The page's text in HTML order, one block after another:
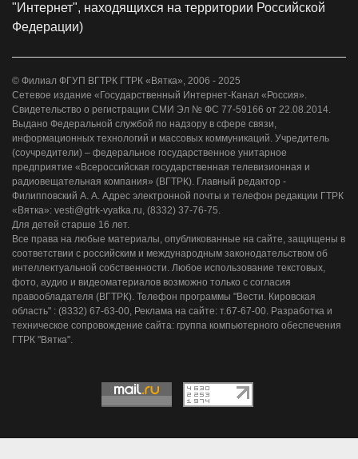
"Интернет", находящихся на территории Российской
Федерации)
© Филиал ФГУП ВГТРК ГТРК «Вятка», 2006 - 2025
Сетевое издание «Государственный Интернет-Канал «Россия».
Свидетельство о регистрации СМИ Эл № ФС 77-59166 от 22.08.2014.
Выдано Федеральной службой по надзору в сфере связи,
информационных технологий и массовых коммуникаций. Учредитель
(соучредители) – федеральное государственное унитарное
предприятие «Всероссийская государственная телевизионная и
радиовещательная компания» (ВГТРК). Главный редактор -
Филипповский А. А. Адрес электронной почты и телефон редакции ГТРК
«Вятка»: vesti@gtrk-vyatka.ru, (8332) 37-76-75.
Для детей старше 16 лет.
Все права на любые материалы, опубликованные на сайте, защищены в
соответствии с российским и международным законодательством об
интеллектуальной собственности. Любое использование текстовых,
фото, аудио и видеоматериалов возможно только с согласия
правообладателя (ВГТРК). Телефон программы "Вести. Кировская
область" : (8332) 67-63-00, Реклама на сайте: т.67-67-00. Разработка и
техническое сопровождение сайта: группа компьютерного обеспечения
ГТРК "Вятка".